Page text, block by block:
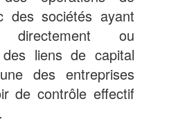
des sociétés ayant
ou
des liens de capital
des entreprises
de contrôle effectif